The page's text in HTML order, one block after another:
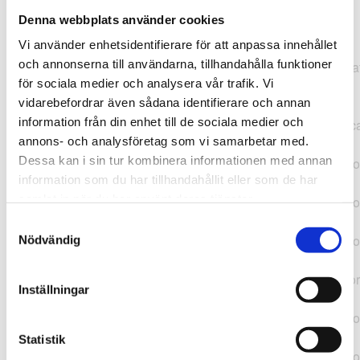
Denna webbplats använder cookies
Vi använder enhetsidentifierare för att anpassa innehållet
och annonserna till användarna, tillhandahålla funktioner
för sociala medier och analysera vår trafik. Vi
vidarebefordrar även sådana identifierare och annan
information från din enhet till de sociala medier och
annons- och analysföretag som vi samarbetar med.
Dessa kan i sin tur kombinera informationen med annan
information som du har tillhandahållit eller som de har
Nödvändig
Inställningar
Statistik
TypeError: "".concat(...).concat(...).replaceAll is not a
function at
https://webshop.pressbyran.se/_next/static/chunks/pages/
b1763451a2186f9e.js:1:11050 at Array.map
(<anonymous>) at K
(https://webshop.pressbyran.se/_next/static/chunks/pages/
b1763451a2186f9e.js:1:10836) at lk
(https://webshop.pressbyran.se/_next/static/chunks/
b241200379730ac0.js:1:129835) at i
(https://webshop.pressbyran.se/_next/static/chunks/
(https://webshop.pressbyran.se/_next/static/chunks/
https://webshop.pressbyran.se/_next/static/chunks/
b241200379730ac0.js:1:167872 at uI
(https://webshop.pressbyran.se/_next/static/chunks/
b241200379730ac0.js:1:167879) at uE
(https://webshop.pressbyran.se/_next/static/chunks/